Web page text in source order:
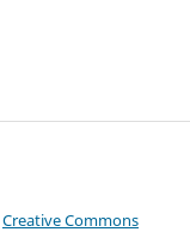
Creative Commons